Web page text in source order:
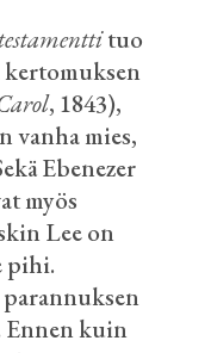
tuo
, 1843),
vanha mies,
Ebenezer
myös
Lee on
pihi.
Ennen kuin